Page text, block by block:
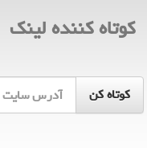
كوتاه كننده لینك